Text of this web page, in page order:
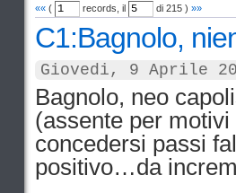
«« ( records, il di 215 ) »»
C1:Bagnolo,
Giovedi, 9 Aprile
Bagnolo, neo
(assente per
concedersi passi
positivo…da